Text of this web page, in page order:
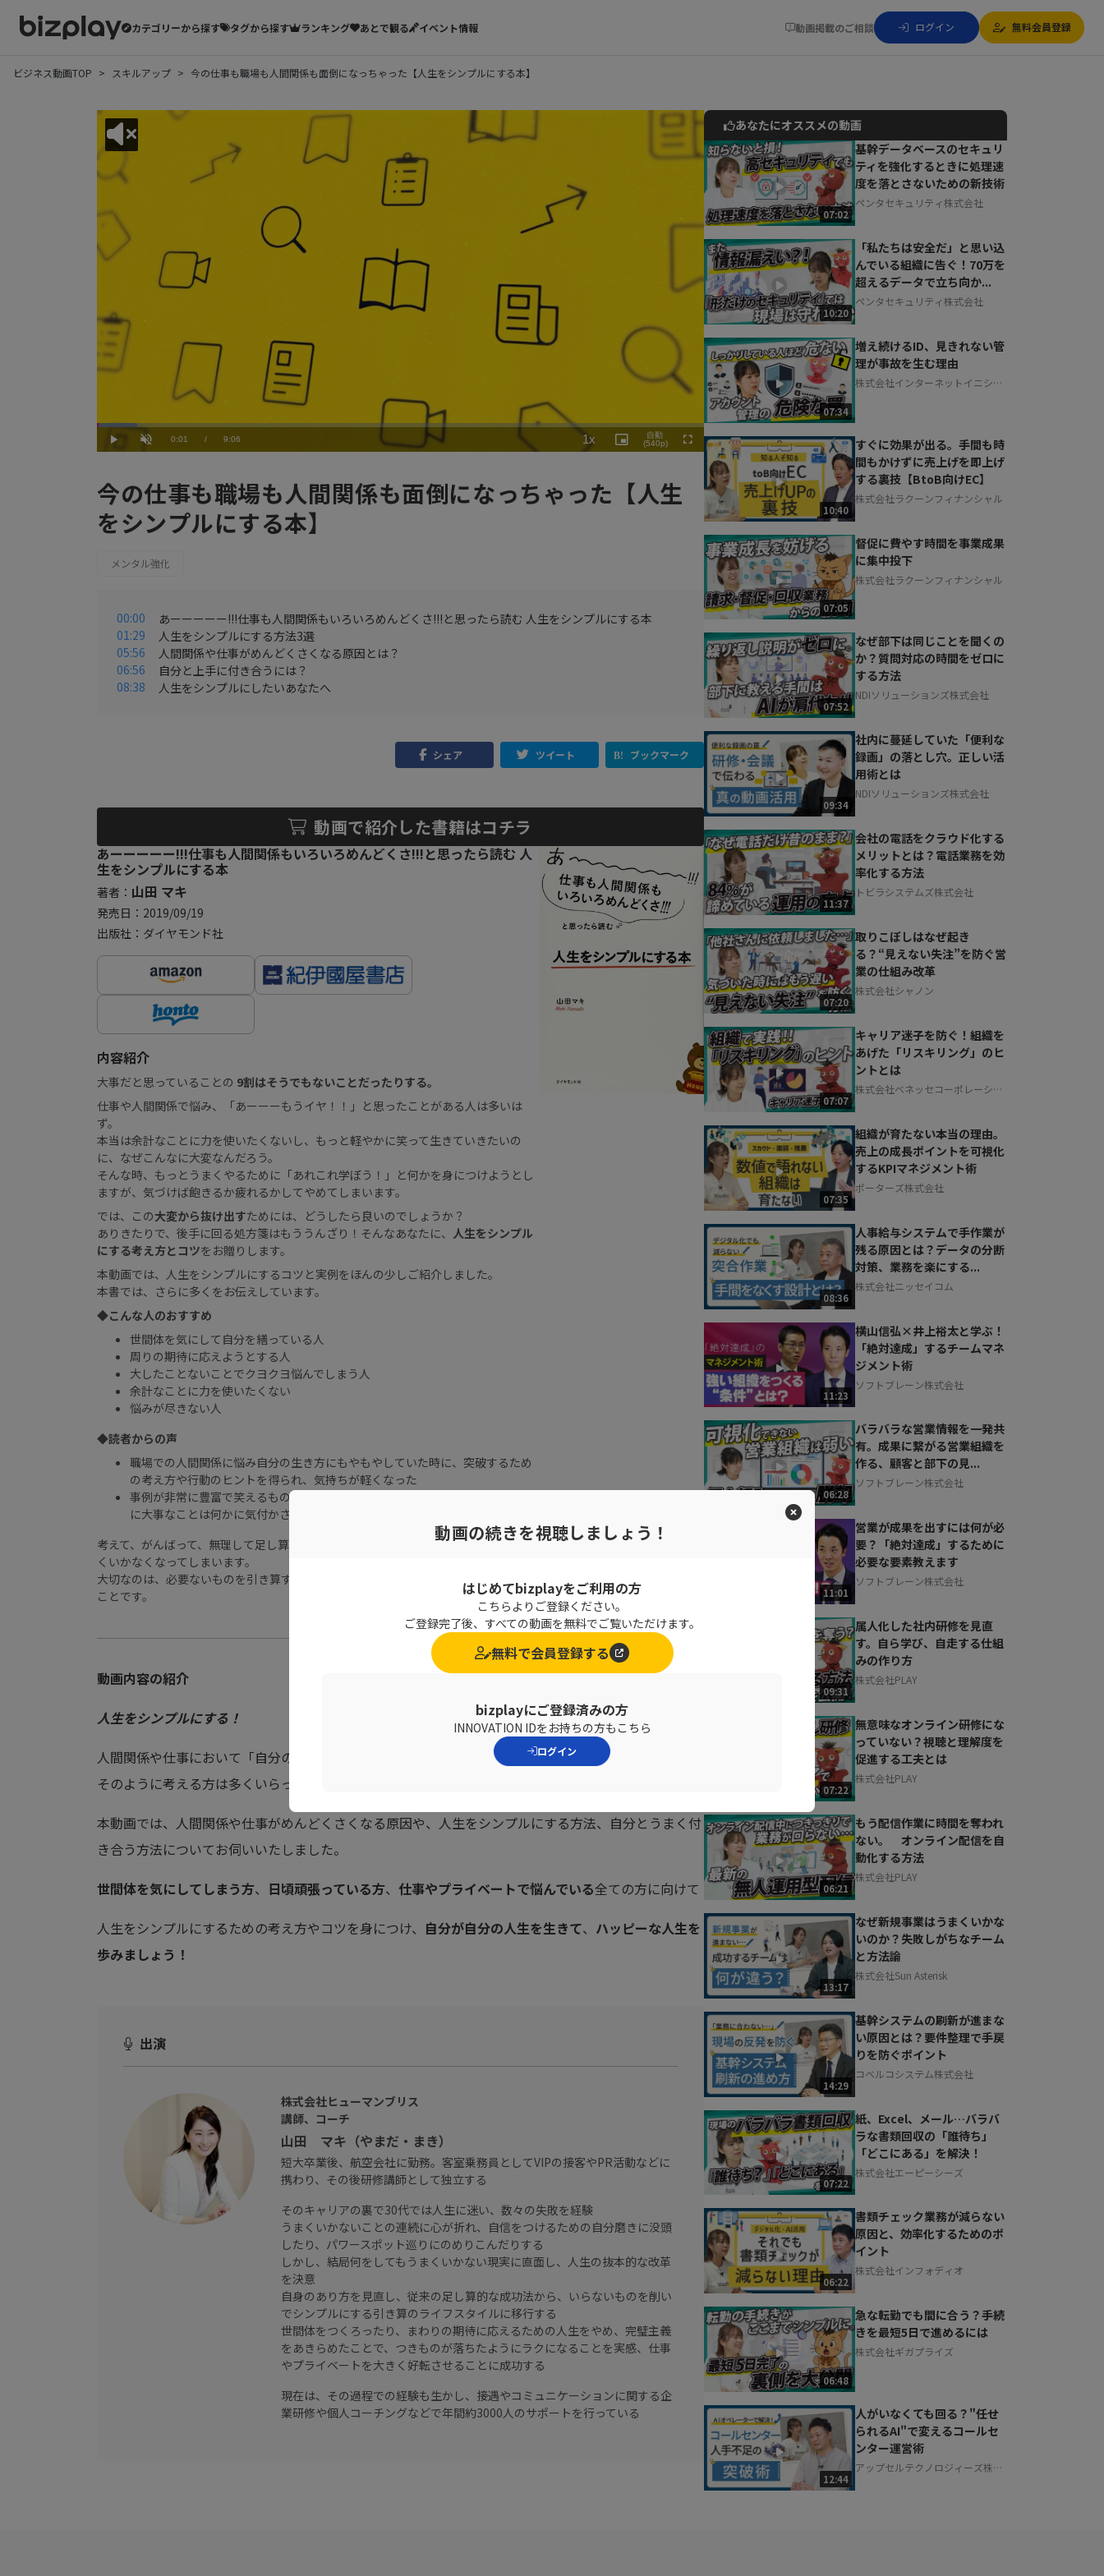
カテゴリーから探す タグから探す ランキング あとで観る イベント情報 動画掲載のご相談 ログイン 無料会員登録
ビジネス動画TOP スキルアップ 今の仕事も職場も人間関係も面倒になっちゃった【人生をシンプルにする本】
Play UnmuteCurrent
0:01 / Duration
9:06
Loaded:
6.60%
1x
Playback
Rate
Picture-
in-
自動
(540p)
Fullscreen
今の仕事も職場も人間関係も面倒になっちゃった【人生
をシンプルにする本】
メンタル強化
00:00
あーーーーー!!!仕事も人間関係もいろいろめんどくさ!!!と思ったら読む 人生をシンプルにする本
01:29
人生をシンプルにする方法3選
05:56
人間関係や仕事がめんどくさくなる原因とは？
06:56
自分と上手に付き合うには？
08:38
人生をシンプルにしたいあなたへ
シェア ツイート ブックマーク
動画で紹介した書籍はコチラ
あーーーーー!!!仕事も人間関係もいろいろめんどくさ!!!と思ったら読む 人
生をシンプルにする本
著者： 山田 マキ
発売日：2019/09/19
出版社：ダイヤモンド社
内容紹介
大事だと思っていることの 9割はそうでもないことだったりする。
仕事や人間関係で悩み、「あーーーもうイヤ！！」と思ったことがある人は多いは
ず。
本当は余計なことに力を使いたくないし、もっと軽やかに笑って生きていきたいの
に、なぜこんなに大変なんだろう。
そんな時、もっとうまくやるために「あれこれ学ぼう！」と何かを身につけようとし
ますが、気づけば飽きるか疲れるかしてやめてしまいます。
では、この大変から抜け出すためには、どうしたら良いのでしょうか？
ありきたりで、後手に回る処方箋はもううんざり！そんなあなたに、 人生をシンプル
にする考え方とコツをお贈りします。
本動画では、人生をシンプルにするコツと実例をほんの少しご紹介しました。
本書では、さらに多くをお伝えしています。
◆こんな人のおすすめ
世間体を気にして自分を繕っている人
周りの期待に応えようとする人
大したことないことでクヨクヨ悩んでしまう人
余計なことに力を使いたくない
悩みが尽きない人
◆読者からの声
職場での人間関係に悩み自分の生き方にもやもやしていた時に、突破するため
の考え方や行動のヒントを得られ、気持ちが軽くなった
事例が非常に豊富で笑えるものもあり、楽しく読みながら、自分の人生で本当
に大事なことは何かに気付かされた
考えて、がんばって、無理して足し算をするから、大切なことが見えなくなり、うま
くいかなくなってしまいます。
大切なのは、必要ないものを引き算する思考へ転換すること＝人生をシンプルにする
ことです。
動画内容の紹介
人生をシンプルにする！
人間関係や仕事において「自分の人生を生きていない」「思い通りにならない」
そのように考える方は多くいらっしゃいます。
本動画では、人間関係や仕事がめんどくさくなる原因や、人生をシンプルにする方法、自分とうまく付
き合う方法についてお伺いいたしました。
世間体を気にしてしまう方、 日頃頑張っている方、 仕事やプライベートで悩んでいる全ての方に向けて
人生をシンプルにするための考え方やコツを身につけ、 自分が自分の人生を生きて、 ハッピーな人生を
歩みましょう！
出演
株式会社ヒューマンブリス
講師、コーチ
山田 マキ（やまだ・まき）
短大卒業後、航空会社に勤務。客室乗務員としてVIPの接客やPR活動などに
携わり、その後研修講師として独立する
そのキャリアの裏で30代では人生に迷い、数々の失敗を経験
うまくいかないことの連続に心が折れ、自信をつけるための自分磨きに没頭
したり、パワースポット巡りにのめりこんだりする
しかし、結局何をしてもうまくいかない現実に直面し、人生の抜本的な改革
を決意
自身のあり方を見直し、従来の足し算的な成功法から、いらないものを削い
でシンプルにする引き算のライフスタイルに移行する
世間体をつくろったり、まわりの期待に応えるための人生をやめ、完璧主義
をあきらめたことで、つきものが落ちたようにラクになることを実感、仕事
やプライベートを大きく好転させることに成功する
現在は、その過程での経験も生かし、接遇やコミュニケーションに関する企
業研修や個人コーチングなどで年間約3000人のサポートを行っている
動画でご紹介しているサービスについて
お気軽にご相談・ご質問いただけます！
30秒でお申し込み可能
相談を希望する 無料
あなたにオススメの動画
07:02
基幹データベースのセキュリ
ティを強化するときに処理速
度を落とさないための新技術
ペンタセキュリティ株式会社
10:20
「私たちは安全だ」と思い込
んでいる組織に告ぐ！70万を
超えるデータで立ち向か...
ペンタセキュリティ株式会社
07:34
増え続けるID、見きれない管
理が事故を生む理由
株式会社インターネットイニシア
10:40
すぐに効果が出る。手間も時
間もかけずに売上げを即上げ
する裏技【BtoB向けEC】
株式会社ラクーンフィナンシャル
07:05
督促に費やす時間を事業成果
に集中投下
株式会社ラクーンフィナンシャル
07:52
なぜ部下は同じことを聞くの
か？質問対応の時間をゼロに
する方法
NDIソリューションズ株式会社
09:34
社内に蔓延していた「便利な
録画」の落とし穴。正しい活
用術とは
NDIソリューションズ株式会社
11:37
会社の電話をクラウド化する
メリットとは？電話業務を効
率化する方法
トビラシステムズ株式会社
07:20
取りこぼしはなぜ起き
る？“見えない失注”を防ぐ営
業の仕組み改革
株式会社シャノン
07:07
キャリア迷子を防ぐ！組織を
あげた「リスキリング」のヒ
ントとは
株式会社ベネッセコーポレーショ
07:35
組織が育たない本当の理由。
売上の成長ポイントを可視化
するKPIマネジメント術
ポーターズ株式会社
08:36
人事給与システムで手作業が
残る原因とは？データの分断
対策、業務を楽にする...
株式会社ニッセイコム
11:23
横山信弘×井上裕太と学ぶ！
「絶対達成」するチームマネ
ジメント術
ソフトブレーン株式会社
06:28
バラバラな営業情報を一発共
有。成果に繋がる営業組織を
作る、顧客と部下の見...
ソフトブレーン株式会社
11:01
営業が成果を出すには何が必
要？「絶対達成」するために
必要な要素教えます
ソフトブレーン株式会社
09:31
属人化した社内研修を見直
す。自ら学び、自走する仕組
みの作り方
株式会社PLAY
07:22
無意味なオンライン研修にな
っていない？視聴と理解度を
促進する工夫とは
株式会社PLAY
06:21
もう配信作業に時間を奪われ
ない。 オンライン配信を自
動化する方法
株式会社PLAY
13:17
なぜ新規事業はうまくいかな
いのか？失敗しがちなチーム
と方法論
株式会社Sun Asterisk
14:29
基幹システムの刷新が進まな
い原因とは？要件整理で手戻
りを防ぐポイント
コベルコシステム株式会社
07:22
紙、Excel、メール…バラバ
ラな書類回収の「誰待ち」
「どこにある」を解決！
株式会社エーピーシーズ
06:22
書類チェック業務が減らない
原因と、効率化するためのポ
イント
株式会社インフォディオ
06:48
急な転勤でも間に合う？手続
きを最短5日で進めるには
株式会社ギガプライズ
12:44
人がいなくても回る？"任せ
られるAI"で変えるコールセ
ンター運営術
アップセルテクノロジィーズ株式
動画の続きを視聴しましょう！
はじめてbizplayをご利用の方
こちらよりご登録ください。
ご登録完了後、すべての動画を無料でご覧いただけます。
無料で会員登録する
bizplayにご登録済みの方
INNOVATION IDをお持ちの方もこちら
ログイン